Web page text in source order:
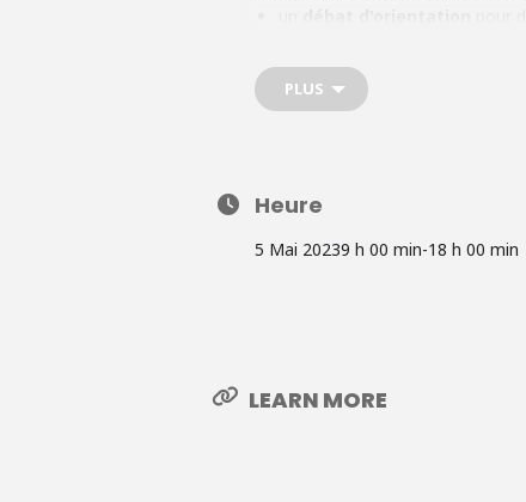
transition écologique) et la
PLUS
Heure
5 Mai 20239 h 00 min-18 h 00 min
LEARN MORE